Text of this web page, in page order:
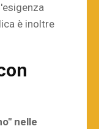
è inoltre
nelle